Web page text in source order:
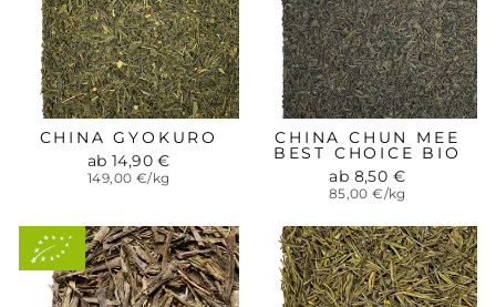
CHINA GYOKURO
ab 14,90 €
149,00 €/kg
CHINA CHUN MEE
BEST CHOICE BIO
ab 8,50 €
85,00 €/kg
Aus
kontrolliert-
biologischem
Anbau